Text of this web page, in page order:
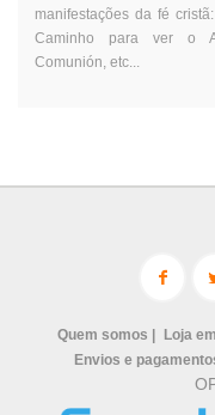
manifestações da fé
Caminho para ver o
Comunión, etc...
Quem somos | Loja
Envios e